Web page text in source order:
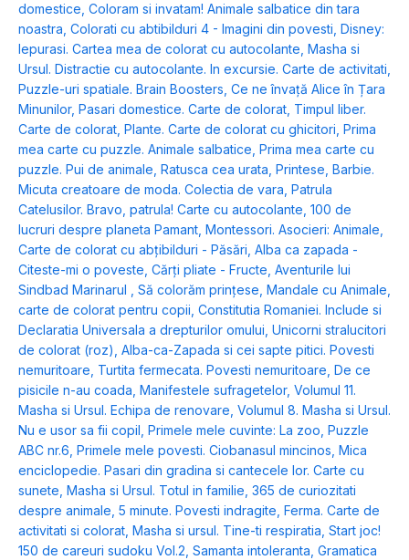
domestice, Coloram si invatam! Animale salbatice din tara
noastra, Colorati cu abtibilduri 4 - Imagini din povesti, Disney:
Iepurasi. Cartea mea de colorat cu autocolante, Masha si
Ursul. Distractie cu autocolante. In excursie. Carte de activitati,
Puzzle-uri spatiale. Brain Boosters, Ce ne învață Alice în Țara
Minunilor, Pasari domestice. Carte de colorat, Timpul liber.
Carte de colorat, Plante. Carte de colorat cu ghicitori, Prima
mea carte cu puzzle. Animale salbatice, Prima mea carte cu
puzzle. Pui de animale, Ratusca cea urata, Printese, Barbie.
Micuta creatoare de moda. Colectia de vara, Patrula
Catelusilor. Bravo, patrula! Carte cu autocolante, 100 de
lucruri despre planeta Pamant, Montessori. Asocieri: Animale,
Carte de colorat cu abțibilduri - Păsări, Alba ca zapada -
Citeste-mi o poveste, Cărți pliate - Fructe, Aventurile lui
Sindbad Marinarul , Să colorăm prințese, Mandale cu Animale,
carte de colorat pentru copii, Constitutia Romaniei. Include si
Declaratia Universala a drepturilor omului, Unicorni stralucitori
de colorat (roz), Alba-ca-Zapada si cei sapte pitici. Povesti
nemuritoare, Turtita fermecata. Povesti nemuritoare, De ce
pisicile n-au coada, Manifestele sufragetelor, Volumul 11.
Masha si Ursul. Echipa de renovare, Volumul 8. Masha si Ursul.
Nu e usor sa fii copil , Primele mele cuvinte: La zoo, Puzzle
ABC nr.6, Primele mele povesti. Ciobanasul mincinos, Mica
enciclopedie. Pasari din gradina si cantecele lor. Carte cu
sunete, Masha si Ursul. Totul in familie, 365 de curiozitati
despre animale, 5 minute. Povesti indragite, Ferma. Carte de
activitati si colorat, Masha si ursul. Tine-ti respiratia, Start joc!
150 de careuri sudoku Vol.2, Samanta intoleranta, Gramatica